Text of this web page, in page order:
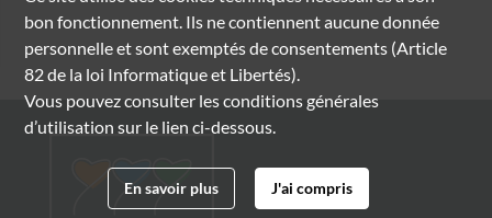
bon fonctionnement. Ils ne contiennent aucune donnée
personnelle et sont exemptés de consentements (Article
82 de la loi Informatique et Libertés).
Vous pouvez consulter les conditions générales
d’utilisation sur le lien ci-dessous.
En savoir plus J'ai compris